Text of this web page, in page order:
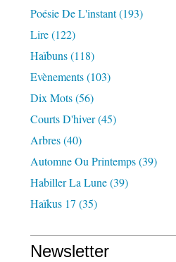
Poésie De L'instant(193)
Lire(122)
Haïbuns(118)
Evènements(103)
Dix Mots(56)
Courts D'hiver(45)
Arbres(40)
Automne Ou Printemps(39)
Habiller La Lune(39)
Haïkus 17 (35)
Newsletter